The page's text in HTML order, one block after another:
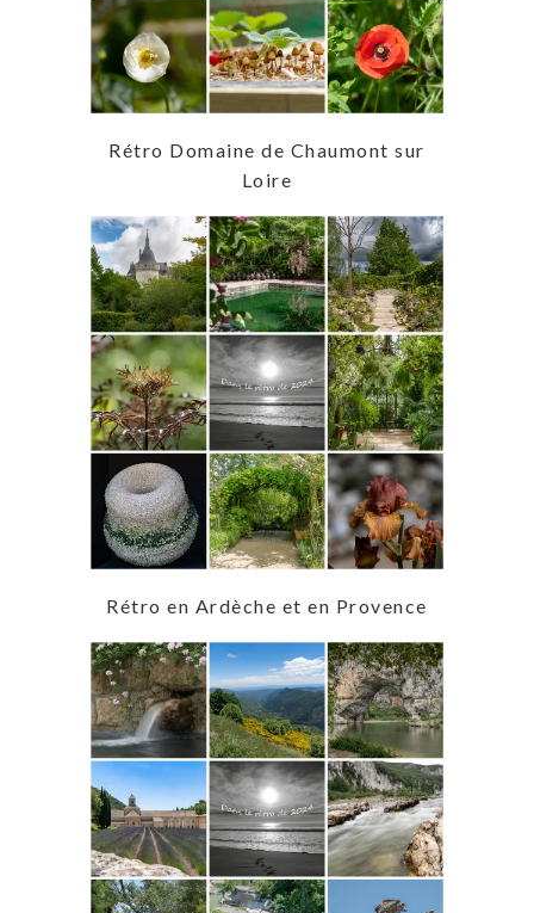
Rétro Domaine de Chaumont sur
Loire
Rétro en Ardèche et en Provence